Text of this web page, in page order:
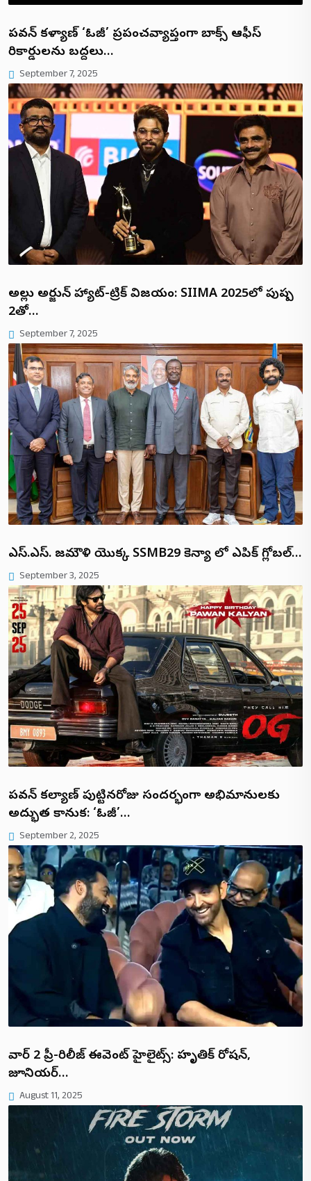
పవన్ కళ్యాణ్ ‘ఓజీ’ ప్రపంచవ్యాప్తంగా బాక్స్ ఆఫీస్
రికార్డులను బద్దలు…
September 7, 2025
అల్లు అర్జున్ హ్యాట్-ట్రిక్ విజయం: SIIMA 2025లో పుష్ప
2తో…
September 7, 2025
ఎస్.ఎస్. రాజమౌళి యొక్క SSMB29 కెన్యా లో ఎపిక్ గ్లోబల్…
September 3, 2025
పవన్ కల్యాణ్ పుట్టినరోజు సందర్భంగా అభిమానులకు
అద్భుత కానుక: ‘ఓజీ’…
September 2, 2025
వార్ 2 ప్రీ-రిలీజ్ ఈవెంట్ హైలైట్స్: హృతిక్ రోషన్,
జూనియర్…
August 11, 2025